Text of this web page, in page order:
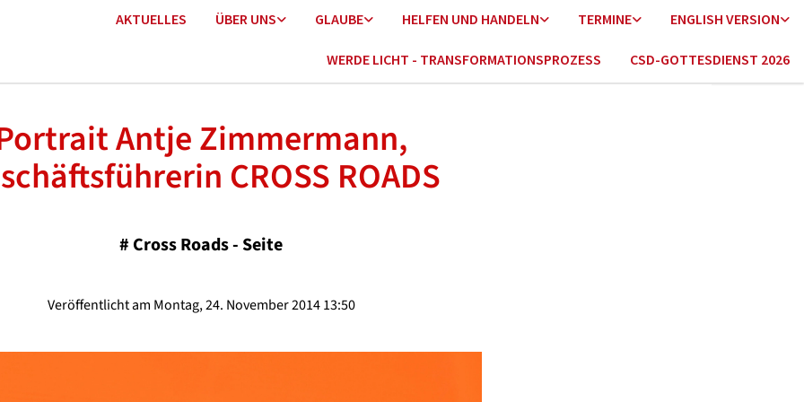
AKTUELLES ÜBER UNS GLAUBE HELFEN UND HANDELN TERMINE ENGLISH VERSION
WERDE LICHT - TRANSFORMATIONSPROZESS CSD-GOTTESDIENST 2026
Antje Zimmermann,
CROSS ROADS
# Cross Roads - Seite
Veröffentlicht am Montag, 24. November 2014 13:50